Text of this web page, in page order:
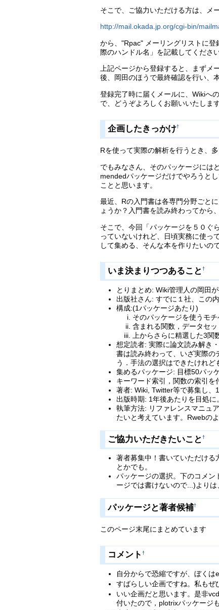
そこで、ご協力いただける方は、メ
http://mail.okada.jp.org/cgi-bin/
から、"Rpac" メーリングリストに
際のハンドル名」を記載してください
上記ページから登録すると、まずメ
後、岡田のほうで最終確認を行い、
登録完了時に届くメールに、Wikiへ
で、どうぞよろしくお願いいたします
企画したきっかけ†
Rを使って実際の解析を行うとき、
でもみなさん、そのパッケージには
mendedパッケージだけでやろうと
ことと思います。
最近、Rの入門書は各専門分野ごと
ょうか？入門書を読み終わってから
そこで、今回「パッケージを５０ぐ
っていないけれど、日頃実務に使っ
して集める、そんな本を作りたいので
いま決まりつつあること †
とりまとめ: Wiki管理人の岡田
出版社さん: すでに１社、この
構成:(1パッケージあたり)
そのパッケージを使うモ
含まれる関数，データセ
上からさらに精選した3
想定読者: 実際に論文読み解き
書は読み終わって、いざ実際の
う．手法の選択はできたけれ
集めるパッケージ: 目標50パッ
キーワード索引，関数の索引を
著者: Wiki, Twitter等で募集し、
出版時期: 1年後あたりを目処に。
執筆方法: リファレンスマニュ
たいと考えています。Rwebの
ご協力いただきたいこと †
著者募集中！書いていただける
とかでも。
パッケージの選択。下のコメ
ージでは書けないので...)より
パッケージと著者候補†
このページ末尾にまとめています
コメント †
自分からで恐縮ですが、ぼく
すばらしい企画ですね。私も
いい企画だと思います。是非
付いたので，plotrixパッケージ